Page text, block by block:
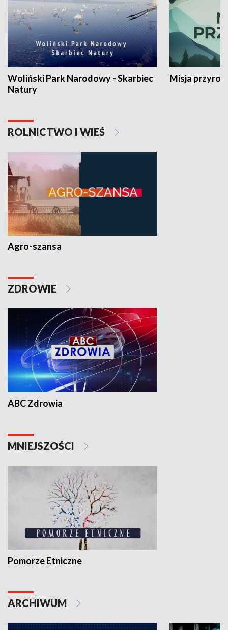
Woliński Park Narodowy - Skarbiec
Natury
Misja
ROLNICTWO I WIEŚ
Agro-szansa
ZDROWIE
ABC Zdrowia
MNIEJSZOŚCI
Pomorze Etniczne
ARCHIWUM